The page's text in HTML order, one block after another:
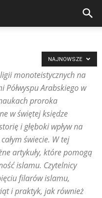
monoteistycznych na
Półwyspu Arabskiego w
proroka
w świętej księdze
i głęboki wpływ na
świecie. W tej
artykuły, które pomogą
islamu. Czytelnicy
filarów islamu,
i praktyk, jak również
NAJNOWSZE